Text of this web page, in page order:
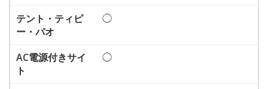
テント・ティピ
ー・パオ
◯
AC電源付きサイ
ト
◯